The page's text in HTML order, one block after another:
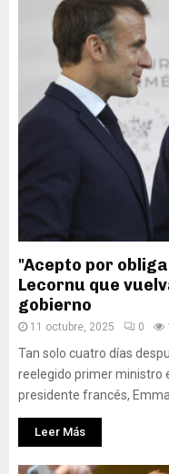
"Acepto por
Lecornu que
gobierno
11 octubre, 2025 0
Tan solo cuatro días
reelegido primer ministro
presidente francés,
Leer Más